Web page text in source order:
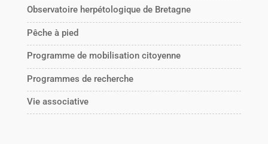
Observatoire herpétologique de Bretagne
Pêche à pied
Programme de mobilisation citoyenne
Programmes de recherche
Vie associative